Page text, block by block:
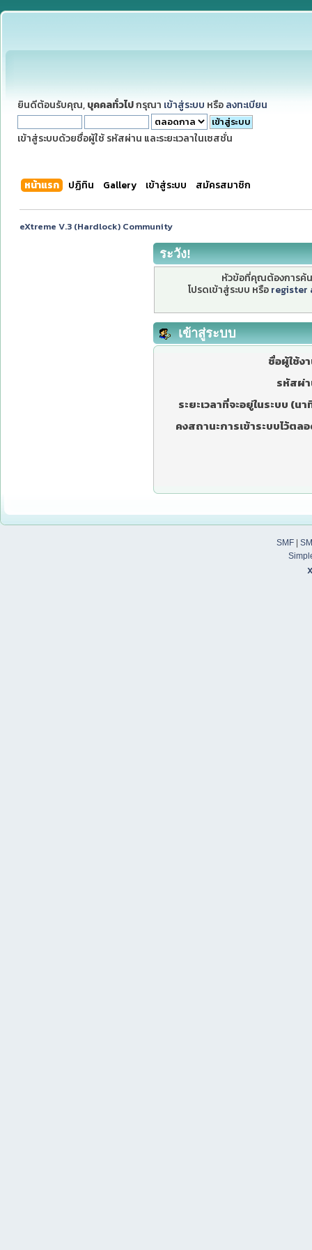
ยินดีต้อนรับคุณ, บุคคลทั่วไปกรุณา เข้าสู่ระบบ หรือ ลงทะเบียน
เข้าสู่ระบบด้วยชื่อผู้ใช้ รหัสผ่าน และระยะเวลาในเซสชั่น
หน้าแรก ปฏิทิน Gallery เข้าสู่ระบบ สมัครสมาชิก
eXtreme V.3 (Hardlock) Community
ระวัง!
หัวข้อที่คุณต้องการค้
โปรดเข้าสู่ระบบ หรือ register
เข้าสู่ระบบ
ชื่อผู้ใช้ง
รหัสผ่
ระยะเวลาที่จะอยู่ในระบบ (นา
คงสถานะการเข้าระบบไว้ตล
SMF|